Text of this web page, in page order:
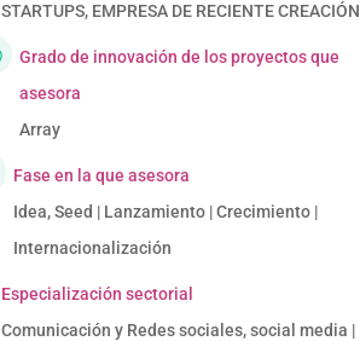
STARTUPS, EMPRESA DE RECIENTE CREACIÓN
Grado de innovación de los proyectos que
asesora
Array
Fase en la que asesora
Idea, Seed | Lanzamiento | Crecimiento |
Internacionalización
Especialización sectorial
Comunicación y Redes sociales, social media |